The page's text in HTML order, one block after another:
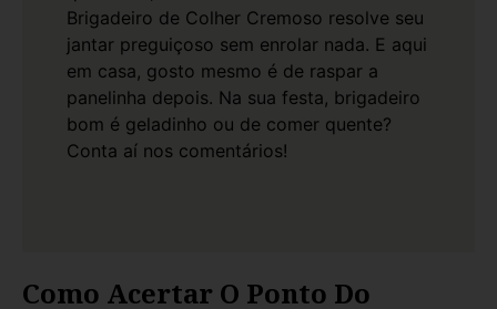
Brigadeiro de Colher Cremoso resolve seu
jantar preguiçoso sem enrolar nada. E aqui
em casa, gosto mesmo é de raspar a
panelinha depois. Na sua festa, brigadeiro
bom é geladinho ou de comer quente?
Conta aí nos comentários!
Como Acertar O Ponto Do